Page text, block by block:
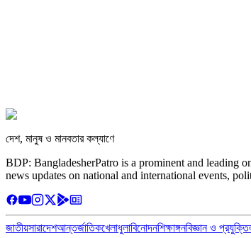
দেশ, মানুষ ও মানবতার কল্যাণে
BDP: BangladesherPatro is a prominent and leading
news updates on national and international events,
জাতীয়সারাদেশআন্তর্জাতিকখেলাধুলাবিনোদনশিক্ষাঙ্গনবিজ্ঞান ও প্রযুক্তি